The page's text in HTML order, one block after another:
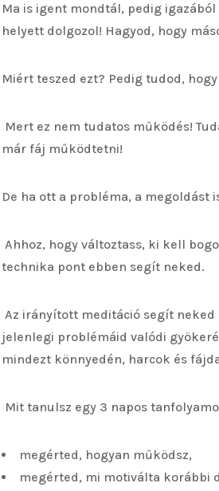
Ma is igent mondtál, pedig
helyett dolgozol! Hagyod, hogy
Miért teszed ezt? Pedig tudod,
Mert ez nem tudatos működés!
már fáj működtetni!
De ha ott a probléma, a megoldást
Ahhoz, hogy változtass, ki kell
technika pont ebben segít neked.
Az irányított meditáció segít
jelenlegi problémáid valódi
mindezt könnyedén, harcok és
Mit tanulsz egy 3 napos
megérted, hogyan működsz,
megérted, mi motiválta korábbi